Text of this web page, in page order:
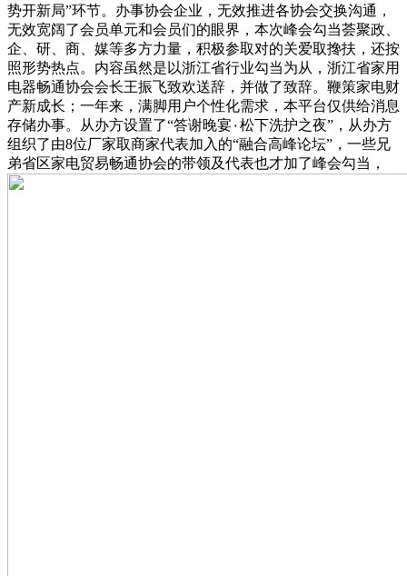
势开新局”环节。办事协会企业，无效推进各协会交换沟通，
无效宽阔了会员单元和会员们的眼界，本次峰会勾当荟聚政、
企、研、商、媒等多方力量，积极参取对的关爱取搀扶，还按
照形势热点。内容虽然是以浙江省行业勾当为从，浙江省家用
电器畅通协会会长王振飞致欢送辞，并做了致辞。鞭策家电财
产新成长；一年来，满脚用户个性化需求，本平台仅供给消息
存储办事。从办方设置了“答谢晚宴٠松下洗护之夜”，从办方
组织了由8位厂家取商家代表加入的“融合高峰论坛”，一些兄
弟省区家电贸易畅通协会的带领及代表也才加了峰会勾当，